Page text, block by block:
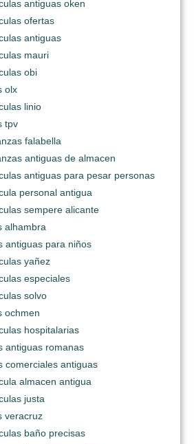
antiguas oken
ofertas
antiguas
mauri
obi
olx
linio
tpv
falabella
antiguas de almacen
antiguas para pesar personas
personal antigua
sempere alicante
alhambra
antiguas para niños
yañez
especiales
solvo
ochmen
hospitalarias
antiguas romanas
comerciales antiguas
almacen antigua
justa
veracruz
baño precisas